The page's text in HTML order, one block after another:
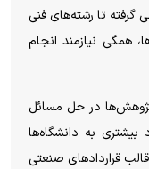
گرفته تا رشته‌های فنی
همگی نیازمند انجام
پژوهش‌ها در حل مسائل
به دانشگاه‌ها
قرارداد‌های صنعتی